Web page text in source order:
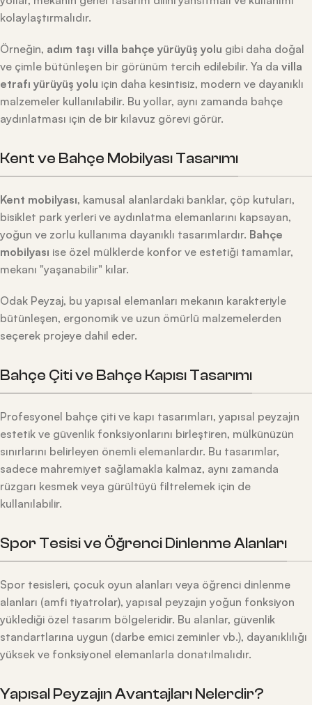
kolaylaştırmalıdır.
Örneğin, adım taşı villa bahçe yürüyüş yolu gibi daha doğal
ve çimle bütünleşen bir görünüm tercih edilebilir. Ya da villa
etrafı yürüyüş yolu için daha kesintisiz, modern ve dayanıklı
malzemeler kullanılabilir. Bu yollar, aynı zamanda bahçe
aydınlatması için de bir kılavuz görevi görür.
Kent ve Bahçe Mobilyası Tasarımı
Kent mobilyası, kamusal alanlardaki banklar, çöp kutuları,
bisiklet park yerleri ve aydınlatma elemanlarını kapsayan,
yoğun ve zorlu kullanıma dayanıklı tasarımlardır. Bahçe
mobilyası ise özel mülklerde konfor ve estetiği tamamlar,
mekanı "yaşanabilir" kılar.
Odak Peyzaj, bu yapısal elemanları mekanın karakteriyle
bütünleşen, ergonomik ve uzun ömürlü malzemelerden
seçerek projeye dahil eder.
Bahçe Çiti ve Bahçe Kapısı Tasarımı
Profesyonel bahçe çiti ve kapı tasarımları, yapısal peyzajın
estetik ve güvenlik fonksiyonlarını birleştiren, mülkünüzün
sınırlarını belirleyen önemli elemanlardır. Bu tasarımlar,
sadece mahremiyet sağlamakla kalmaz, aynı zamanda
rüzgarı kesmek veya gürültüyü filtrelemek için de
kullanılabilir.
Spor Tesisi ve Öğrenci Dinlenme Alanları
Spor tesisleri, çocuk oyun alanları veya öğrenci dinlenme
alanları (amfi tiyatrolar), yapısal peyzajın yoğun fonksiyon
yüklediği özel tasarım bölgeleridir. Bu alanlar, güvenlik
standartlarına uygun (darbe emici zeminler vb.), dayanıklılığı
yüksek ve fonksiyonel elemanlarla donatılmalıdır.
Yapısal Peyzajın Avantajları Nelerdir?